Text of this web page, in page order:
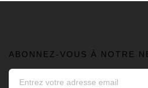
ABONNEZ-VOUS À NOTRE